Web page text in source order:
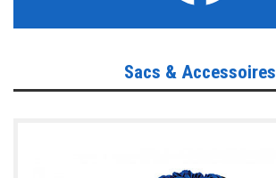
Sacs & Accessoires